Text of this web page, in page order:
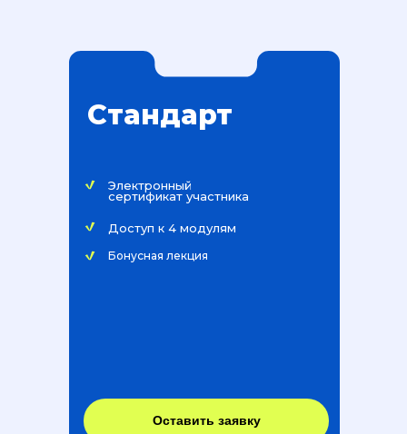
Стандарт
Оставить заявку
Электронный
сертификат участника
Доступ к 4 модулям
Бонусная лекция